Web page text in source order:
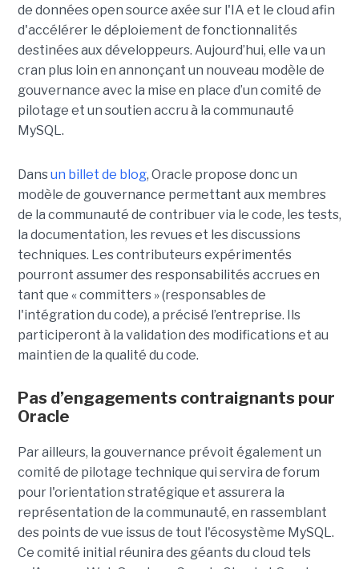
de données open source axée sur l'IA et le cloud afin
d'accélérer le déploiement de fonctionnalités
destinées aux développeurs. Aujourd’hui, elle va un
cran plus loin en annonçant un nouveau modèle de
gouvernance avec la mise en place d’un comité de
pilotage et un soutien accru à la communauté
MySQL.
Dansun billet de blog, Oracle propose donc un
modèle de gouvernance permettant aux membres
de la communauté de contribuer via le code, les tests,
la documentation, les revues et les discussions
techniques. Les contributeurs expérimentés
pourront assumer des responsabilités accrues en
tant que « committers » (responsables de
l'intégration du code), a précisé l’entreprise. Ils
participeront à la validation des modifications et au
maintien de la qualité du code.
Pas d’engagements contraignants pour
Oracle
Par ailleurs, la gouvernance prévoit également un
comité de pilotage technique qui servira de forum
pour l'orientation stratégique et assurera la
représentation de la communauté, en rassemblant
des points de vue issus de tout l'écosystème MySQL.
Ce comité initial réunira des géants du cloud tels